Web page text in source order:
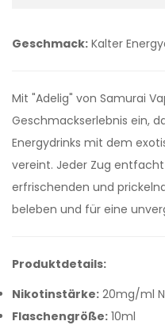
Geschmack: Kalter
Mit "Adelig" von Samurai
Geschmackserlebnis ein,
Energydrinks mit dem
vereint. Jeder Zug entfacht
erfrischenden und
beleben und für eine
Produktdetails:
Nikotinstärke: 20mg/ml
Flaschengröße: 10ml